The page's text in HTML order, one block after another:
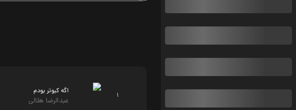
1 اگه کبوتر بودم
عبدالرضا هلالی